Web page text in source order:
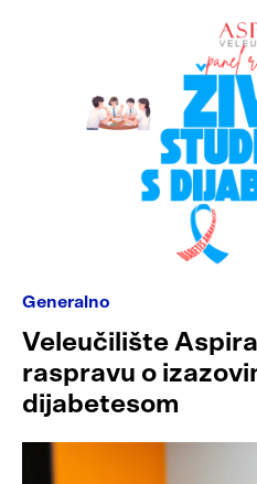
Generalno
Veleučilište
raspravu o
dijabetesom